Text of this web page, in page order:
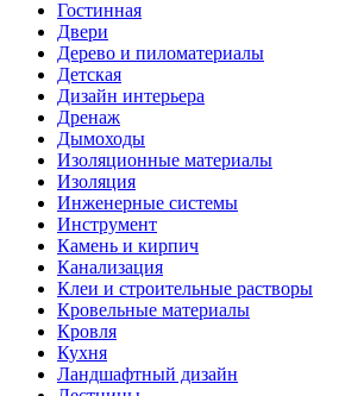
Гостинная
Двери
Дерево и пиломатериалы
Детская
Дизайн интерьера
Дренаж
Дымоходы
Изоляционные материалы
Изоляция
Инженерные системы
Инструмент
Камень и кирпич
Канализация
Клеи и строительные растворы
Кровельные материалы
Кровля
Кухня
Ландшафтный дизайн